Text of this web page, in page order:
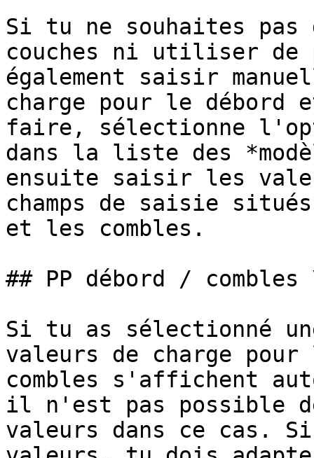
Si tu ne souhaites
couches ni utiliser de
également saisir
charge pour le débord
faire, sélectionne
dans la liste des
ensuite saisir les
champs de saisie
et les combles.
## PP débord / combles
Si tu as sélectionné
valeurs de charge
combles s'affichent
il n'est pas possible
valeurs dans ce cas.